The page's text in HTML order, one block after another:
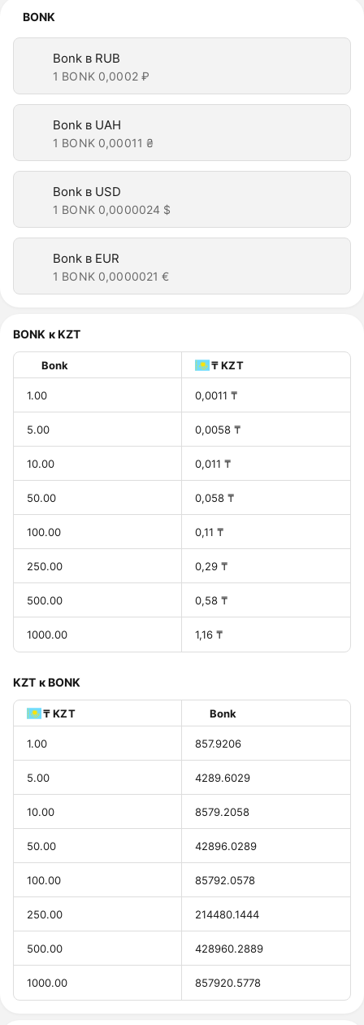
BONK
Bonk в RUB
1 BONK 0,0002 ₽
Bonk в UAH
1 BONK 0,00011 ₴
Bonk в USD
1 BONK 0,0000024 $
Bonk в EUR
1 BONK 0,0000021 €
BONK к KZT
Bonk ₸ KZT
1.00 0,0011 ₸
5.00 0,0058 ₸
10.00 0,011 ₸
50.00 0,058 ₸
100.00 0,11 ₸
250.00 0,29 ₸
500.00 0,58 ₸
1000.00 1,16 ₸
KZT к BONK
₸ KZT Bonk
1.00 857.9206
5.00 4289.6029
10.00 8579.2058
50.00 42896.0289
100.00 85792.0578
250.00 214480.1444
500.00 428960.2889
1000.00 857920.5778